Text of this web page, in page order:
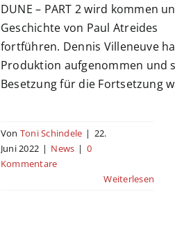
DUNE – PART 2 wird kommen
Geschichte von Paul Atreides
fortführen. Dennis Villeneuve
Produktion aufgenommen und
Besetzung für die Fortsetzung
Von Toni Schindele | 22.
Juni 2022 | News | 0
Kommentare
Weiterlesen